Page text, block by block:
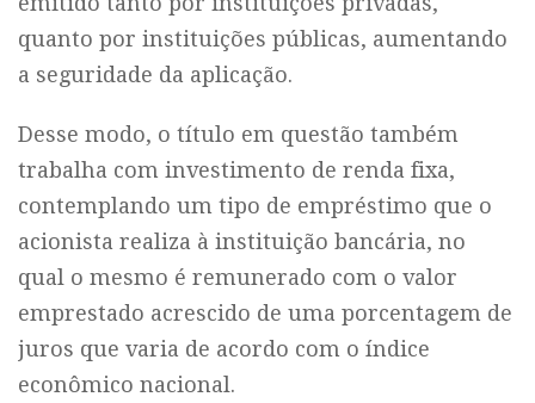
quanto por instituições públicas, aumentando
a seguridade da aplicação.
Desse modo, o título em questão também
trabalha com investimento de renda fixa,
contemplando um tipo de empréstimo que o
acionista realiza à instituição bancária, no
qual o mesmo é remunerado com o valor
emprestado acrescido de uma porcentagem de
juros que varia de acordo com o índice
econômico nacional.